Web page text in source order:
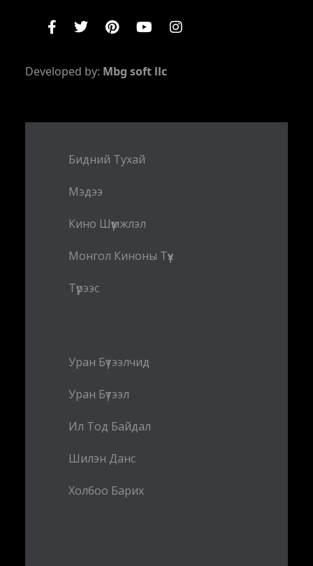
Developed by: Mbg soft llc
Бидний Тухай
Мэдээ
Кино Шүүмжлэл
Монгол Киноны Түүх
Түрээс
Уран Бүтээлчид
Уран Бүтээл
Ил Тод Байдал
Шилэн Данс
Холбоо Барих